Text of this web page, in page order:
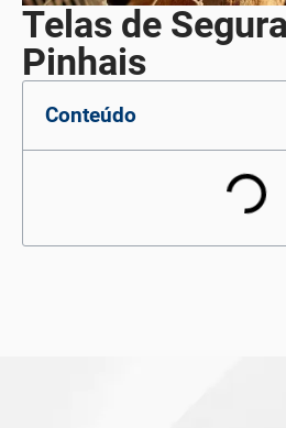
Telas de
Pinhais
Conteúdo